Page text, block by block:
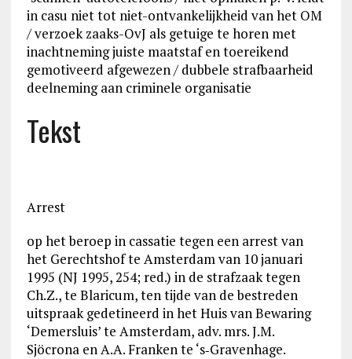
in casu niet tot niet-ontvankelijkheid van het OM
/ verzoek zaaks-OvJ als getuige te horen met
inachtneming juiste maatstaf en toereikend
gemotiveerd afgewezen / dubbele strafbaarheid
deelneming aan criminele organisatie
Tekst
Arrest
op het beroep in cassatie tegen een arrest van
het Gerechtshof te Amsterdam van 10 januari
1995 (NJ 1995, 254; red.) in de strafzaak tegen
Ch.Z., te Blaricum, ten tijde van de bestreden
uitspraak gedetineerd in het Huis van Bewaring
‘Demersluis’ te Amsterdam, adv. mrs. J.M.
Sjöcrona en A.A. Franken te ‘s‑Gravenhage.